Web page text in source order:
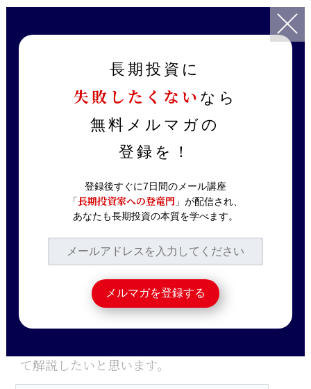
海外投資家が日本株を買うのはなぜ？
ニュース解説
海外投資家が日本株を
買うのはなぜ？
日経平均株価が上昇し続けていて、連日バ
ブル後最高値を更新しています。
今回の日本株の上昇には外国人投資家の買
いが大きく影響しています。
そこで今回は、外国人投資家が何を考えて
て解説したいと思います。
長期投資に
失敗したくない なら
無料メルマガの
登録を！
登録後すぐに7日間のメール講座
「長期投資家への登竜門」が配信され、
あなたも長期投資の本質を学べます。